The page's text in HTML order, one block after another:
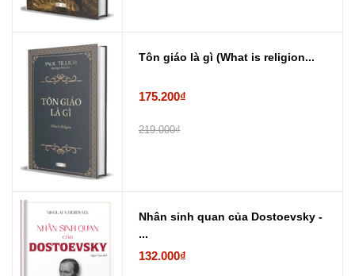
Tôn giáo là gì (What is religion...
175.200₫
219.000₫
Nhân sinh quan của Dostoevsky -
...
132.000₫